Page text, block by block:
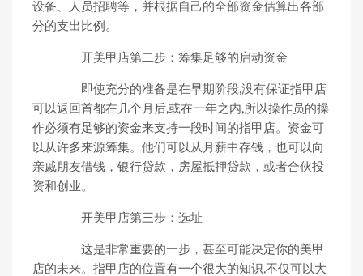
设备、人员招聘等，并根据自己的全部资金估算出各部
分的支出比例。
开美甲店第二步：筹集足够的启动资金
即使充分的准备是在早期阶段,没有保证指甲店
可以返回首都在几个月后,或在一年之内,所以操作员的操
作必须有足够的资金来支持一段时间的指甲店。资金可
以从许多来源筹集。他们可以从月薪中存钱，也可以向
亲戚朋友借钱，银行贷款，房屋抵押贷款，或者合伙投
资和创业。
开美甲店第三步：选址
这是非常重要的一步，甚至可能决定你的美甲
店的未来。指甲店的位置有一个很大的知识,不仅可以大